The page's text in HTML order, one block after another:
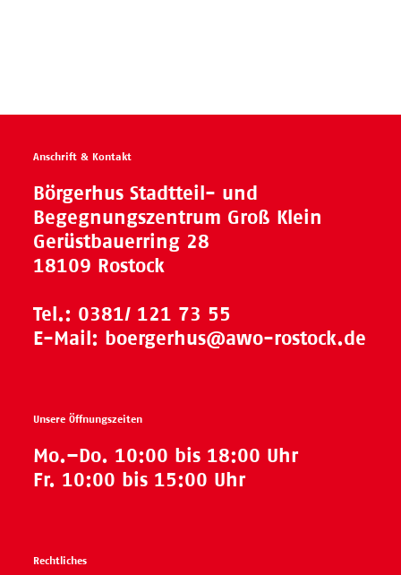
Anschrift & Kontakt
Börgerhus Stadtteil- und
Begegnungszentrum Groß Klein
Gerüstbauerring 28
18109 Rostock
Tel.: 0381/ 121 73 55
E-Mail: boergerhus@awo-rostock.de
Unsere Öffnungszeiten
Mo.–Do. 10:00 bis 18:00 Uhr
Fr. 10:00 bis 15:00 Uhr
Rechtliches